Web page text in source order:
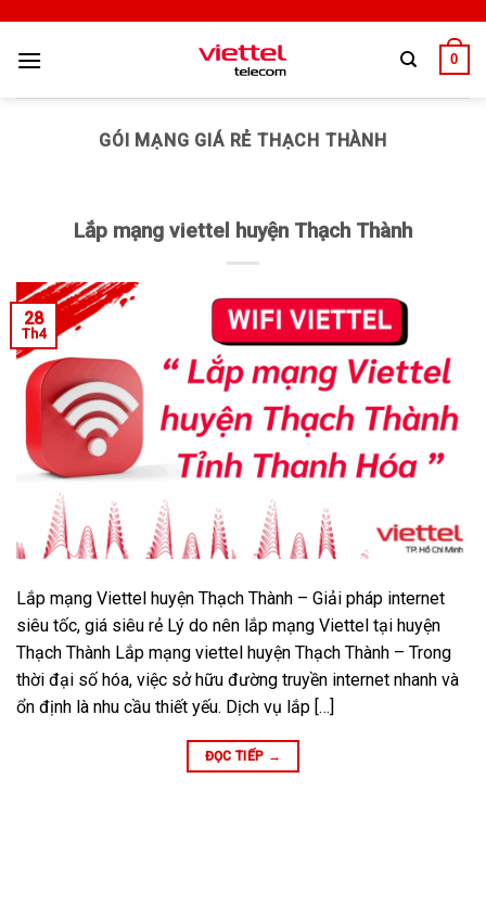
0
GÓI MẠNG GIÁ RẺ THẠCH THÀNH
Lắp mạng viettel huyện Thạch Thành
28
Th4
Lắp mạng Viettel huyện Thạch Thành – Giải pháp internet
siêu tốc, giá siêu rẻ Lý do nên lắp mạng Viettel tại huyện
Thạch Thành Lắp mạng viettel huyện Thạch Thành – Trong
thời đại số hóa, việc sở hữu đường truyền internet nhanh và
ổn định là nhu cầu thiết yếu. Dịch vụ lắp […]
ĐỌC TIẾP →